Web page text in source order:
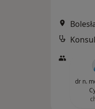
dr n.